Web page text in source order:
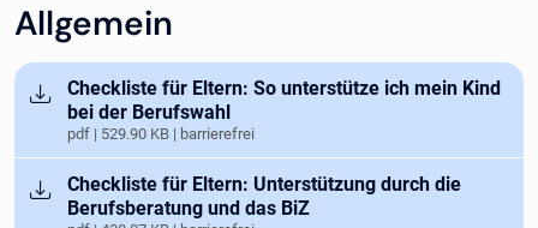
Allgemein
Öffnet in neuem Tab
Checkliste für Eltern: So unterstütze ich mein Kind
bei der Berufswahl
pdf | 529.90 KB | barrierefrei
Öffnet in neuem Tab
Checkliste für Eltern: Unterstützung durch die
Berufsberatung und das BiZ